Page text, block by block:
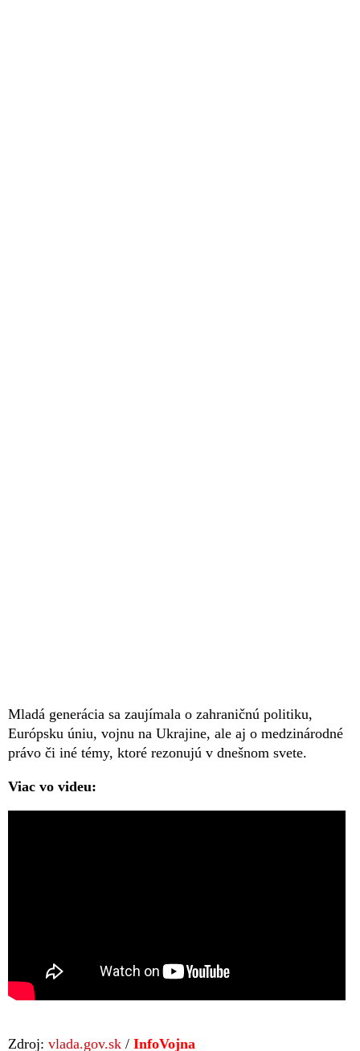
Mladá generácia sa zaujímala o zahraničnú politiku,
Európsku úniu, vojnu na Ukrajine, ale aj o medzinárodné
právo či iné témy, ktoré rezonujú v dnešnom svete.
Viac vo videu:
Zdroj: vlada.gov.sk / InfoVojna